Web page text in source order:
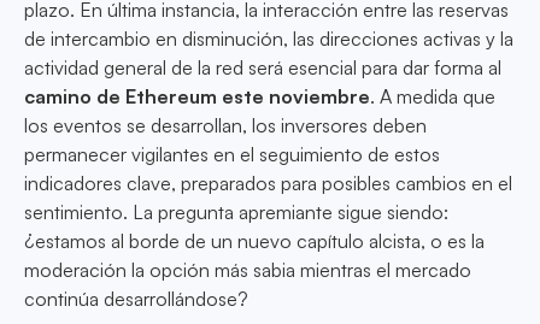
plazo. En última instancia, la interacción entre las reservas
de intercambio en disminución, las direcciones activas y la
actividad general de la red será esencial para dar forma al
camino de Ethereum este noviembre. A medida que
los eventos se desarrollan, los inversores deben
permanecer vigilantes en el seguimiento de estos
indicadores clave, preparados para posibles cambios en el
sentimiento. La pregunta apremiante sigue siendo:
¿estamos al borde de un nuevo capítulo alcista, o es la
moderación la opción más sabia mientras el mercado
continúa desarrollándose?